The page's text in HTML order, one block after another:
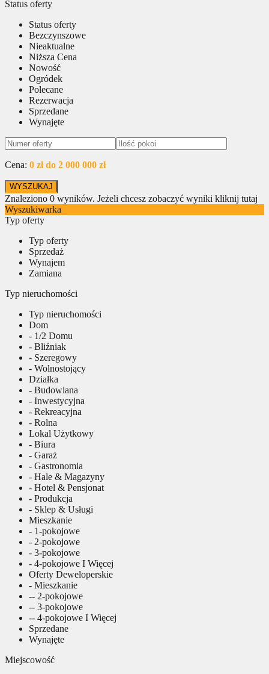
Status oferty
Status oferty
Bezczynszowe
Nieaktualne
Niższa Cena
Nowość
Ogródek
Polecane
Rezerwacja
Sprzedane
Wynajęte
Cena: 0 zł do 2 000 000 zł
Znaleziono 0 wyników. Jeżeli chcesz zobaczyć wyniki kliknij tutaj
Wyszukiwarka
Typ oferty
Typ oferty
Sprzedaż
Wynajem
Zamiana
Typ nieruchomości
Typ nieruchomości
Dom
- 1/2 Domu
- Bliźniak
- Szeregowy
- Wolnostojący
Działka
- Budowlana
- Inwestycyjna
- Rekreacyjna
- Rolna
Lokal Użytkowy
- Biura
- Garaż
- Gastronomia
- Hale & Magazyny
- Hotel & Pensjonat
- Produkcja
- Sklep & Usługi
Mieszkanie
- 1-pokojowe
- 2-pokojowe
- 3-pokojowe
- 4-pokojowe I Więcej
Oferty Deweloperskie
- Mieszkanie
-- 2-pokojowe
-- 3-pokojowe
-- 4-pokojowe I Więcej
Sprzedane
Wynajęte
Miejscowość